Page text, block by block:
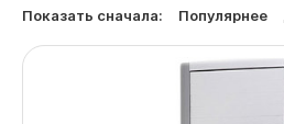
Показать сначала: Популярнее